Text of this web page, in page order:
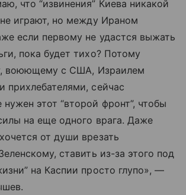
что “извинения” Киева никакой
играют, но между Ираном
если первому не удастся выжать
пока будет тихо? Потому
воюющему с США, Израилем
прихлебателями, сейчас
этот “второй фронт”, чтобы
на еще одного врага. Даже
от души врезать
ставить из-за этого под
на Каспии просто глупо», —